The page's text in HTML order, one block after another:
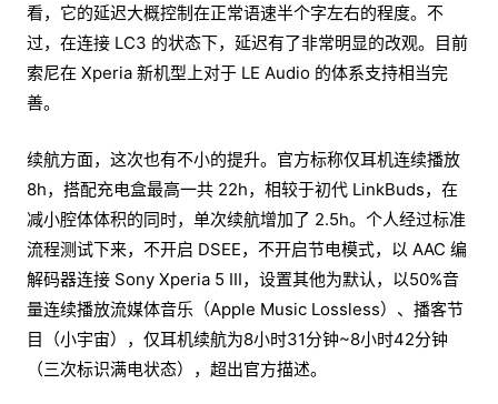
看，它的延迟大概控制在正常语速半个字左右的程度。不
过，在连接 LC3 的状态下，延迟有了非常明显的改观。目前
索尼在 Xperia 新机型上对于 LE Audio 的体系支持相当完
善。
续航方面，这次也有不小的提升。官方标称仅耳机连续播放
8h，搭配充电盒最高一共 22h，相较于初代 LinkBuds，在
减小腔体体积的同时，单次续航增加了 2.5h。个人经过标准
流程测试下来，不开启 DSEE，不开启节电模式，以 AAC 编
解码器连接 Sony Xperia 5 III，设置其他为默认，以50%音
量连续播放流媒体音乐（Apple Music Lossless）、播客节
目（小宇宙），仅耳机续航为8小时31分钟~8小时42分钟
（三次标识满电状态），超出官方描述。